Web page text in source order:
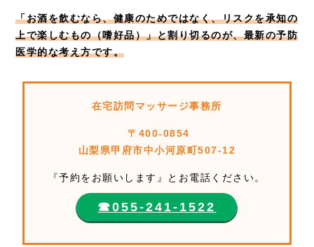
「お酒を飲むなら、健康のためではなく、リスクを承知の
上で楽しむもの（嗜好品）」と割り切るのが、最新の予防
医学的な考え方です。
在宅訪問マッサージ事務所
〒400-0854
山梨県甲府市中小河原町507-12
『予約をお願いします』とお電話ください。
☎︎055-241-1522